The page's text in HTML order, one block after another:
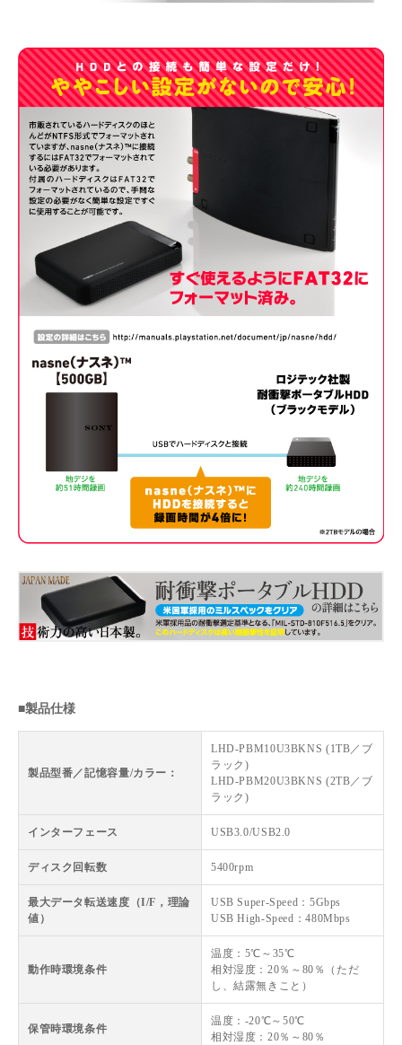
■製品仕様
製品型番／記憶容量/カラー：
LHD-PBM10U3BKNS (1TB／ブ
ラック)
LHD-PBM20U3BKNS (2TB／ブ
ラック)
インターフェース USB3.0/USB2.0
ディスク回転数 5400rpm
最大データ転送速度（I/F，理論
値）
USB Super-Speed：5Gbps
USB High-Speed：480Mbps
動作時環境条件
温度：5℃～35℃
相対湿度：20％～80％（ただ
し、結露無きこと）
保管時環境条件
温度：-20℃～50℃
相対湿度：20％～80％